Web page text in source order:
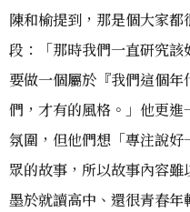
陳和榆提到，那是個大家
段：「那時我們一直研究
要做一個屬於『我們這個
們，才有的風格。」他更
氛圍，但他們想「專注說
眾的故事，所以故事內容
墨於就讀高中、還很青春